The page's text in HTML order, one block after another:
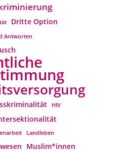
Dritte Option
Antworten
HIV
Landleben
Muslim*innen